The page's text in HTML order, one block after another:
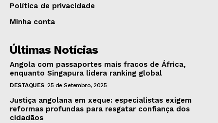
Política de privacidade
Minha conta
Últimas Notícias
Angola com passaportes mais fracos de África,
enquanto Singapura lidera ranking global
DESTAQUES 25 de Setembro, 2025
Justiça angolana em xeque: especialistas exigem
reformas profundas para resgatar confiança dos
cidadãos